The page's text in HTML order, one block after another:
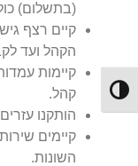
Toggle High Contrast
(בתשלום)
קיים רצף
הקהל ועד
קיימות
קהל.
הותקנו
קיימים
השונות.